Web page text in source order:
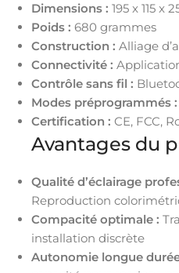
Dimensions : 195 x 115 x
Poids : 680 grammes
Construction : Alliage
Connectivité :
Contrôle sans fil :
Modes préprogrammés :
Certification : CE, FCC,
Avantages du
Qualité d’éclairage
Reproduction
Compacité optimale :
installation discrète
Autonomie longue